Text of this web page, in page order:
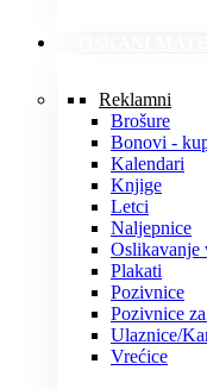
Reklamni
Brošure
Bonovi -
Kalendari
Knjige
Letci
Naljepnice
Oslikavanje
Plakati
Pozivnice
Pozivnice
Ulaznice/
Vrećice